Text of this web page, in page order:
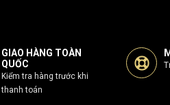
GIAO HÀNG TOÀN
QUỐC
Kiểm tra hàng trước khi
thanh toán